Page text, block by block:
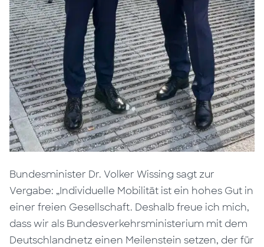
Bundesminister Dr. Volker Wissing sagt zur
Vergabe: „Individuelle Mobilität ist ein hohes Gut in
einer freien Gesellschaft. Deshalb freue ich mich,
dass wir als Bundesverkehrsministerium mit dem
Deutschlandnetz einen Meilenstein setzen, der für